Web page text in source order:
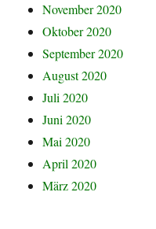
November 2020
Oktober 2020
September 2020
August 2020
Juli 2020
Juni 2020
Mai 2020
April 2020
März 2020